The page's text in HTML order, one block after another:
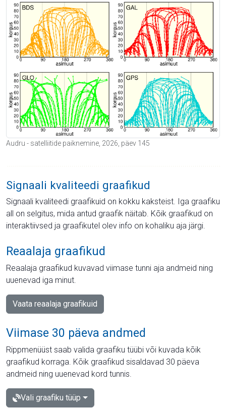
Audru - satelliitide paiknemine, 2026, päev 145
Signaali kvaliteedi graafikud
Signaali kvaliteedi graafikuid on kokku kaksteist. Iga graafiku
all on selgitus, mida antud graafik näitab. Kõik graafikud on
interaktiivsed ja graafikutel olev info on kohaliku aja järgi.
Reaalaja graafikud
Reaalaja graafikud kuvavad viimase tunni aja andmeid ning
uuenevad iga minut.
Vaata reaalaja graafikuid
Viimase 30 päeva andmed
Rippmenüüst saab valida graafiku tüübi või kuvada kõik
graafikud korraga. Kõik graafikud sisaldavad 30 päeva
andmeid ning uuenevad kord tunnis.
Vali graafiku tüüp